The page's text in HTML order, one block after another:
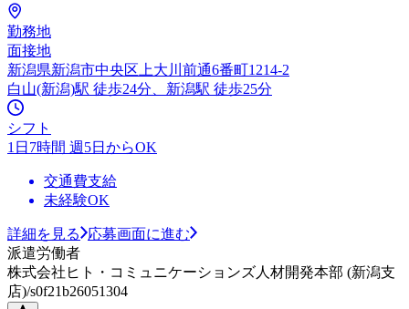
勤務地
面接地
新潟県新潟市中央区上大川前通6番町1214-2
白山(新潟)駅 徒歩24分、新潟駅 徒歩25分
シフト
1日7時間 週5日からOK
交通費支給
未経験OK
詳細を見る
応募画面に進む
派遣労働者
株式会社ヒト・コミュニケーションズ人材開発本部 (新潟支
店)/s0f21b26051304